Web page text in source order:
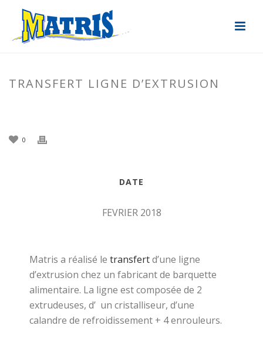
TRANSFERT LIGNE D’EXTRUSION
0
DATE
FEVRIER 2018
Matris a réalisé letransfertd’une ligne
d’extrusion chez un fabricant de barquette
alimentaire. La ligne est composée de 2
extrudeuses, d’ un cristalliseur, d’une
calandre de refroidissement + 4 enrouleurs.